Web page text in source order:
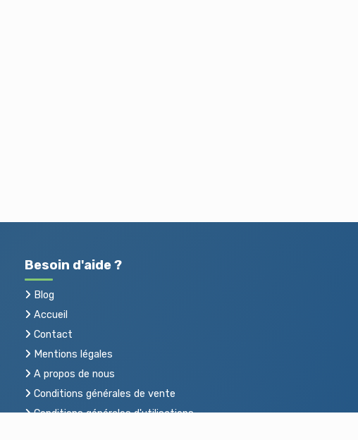
Besoin d'aide ?
Blog
Accueil
Contact
Mentions légales
A propos de nous
Conditions générales de vente
Conditions générales d'utilisations